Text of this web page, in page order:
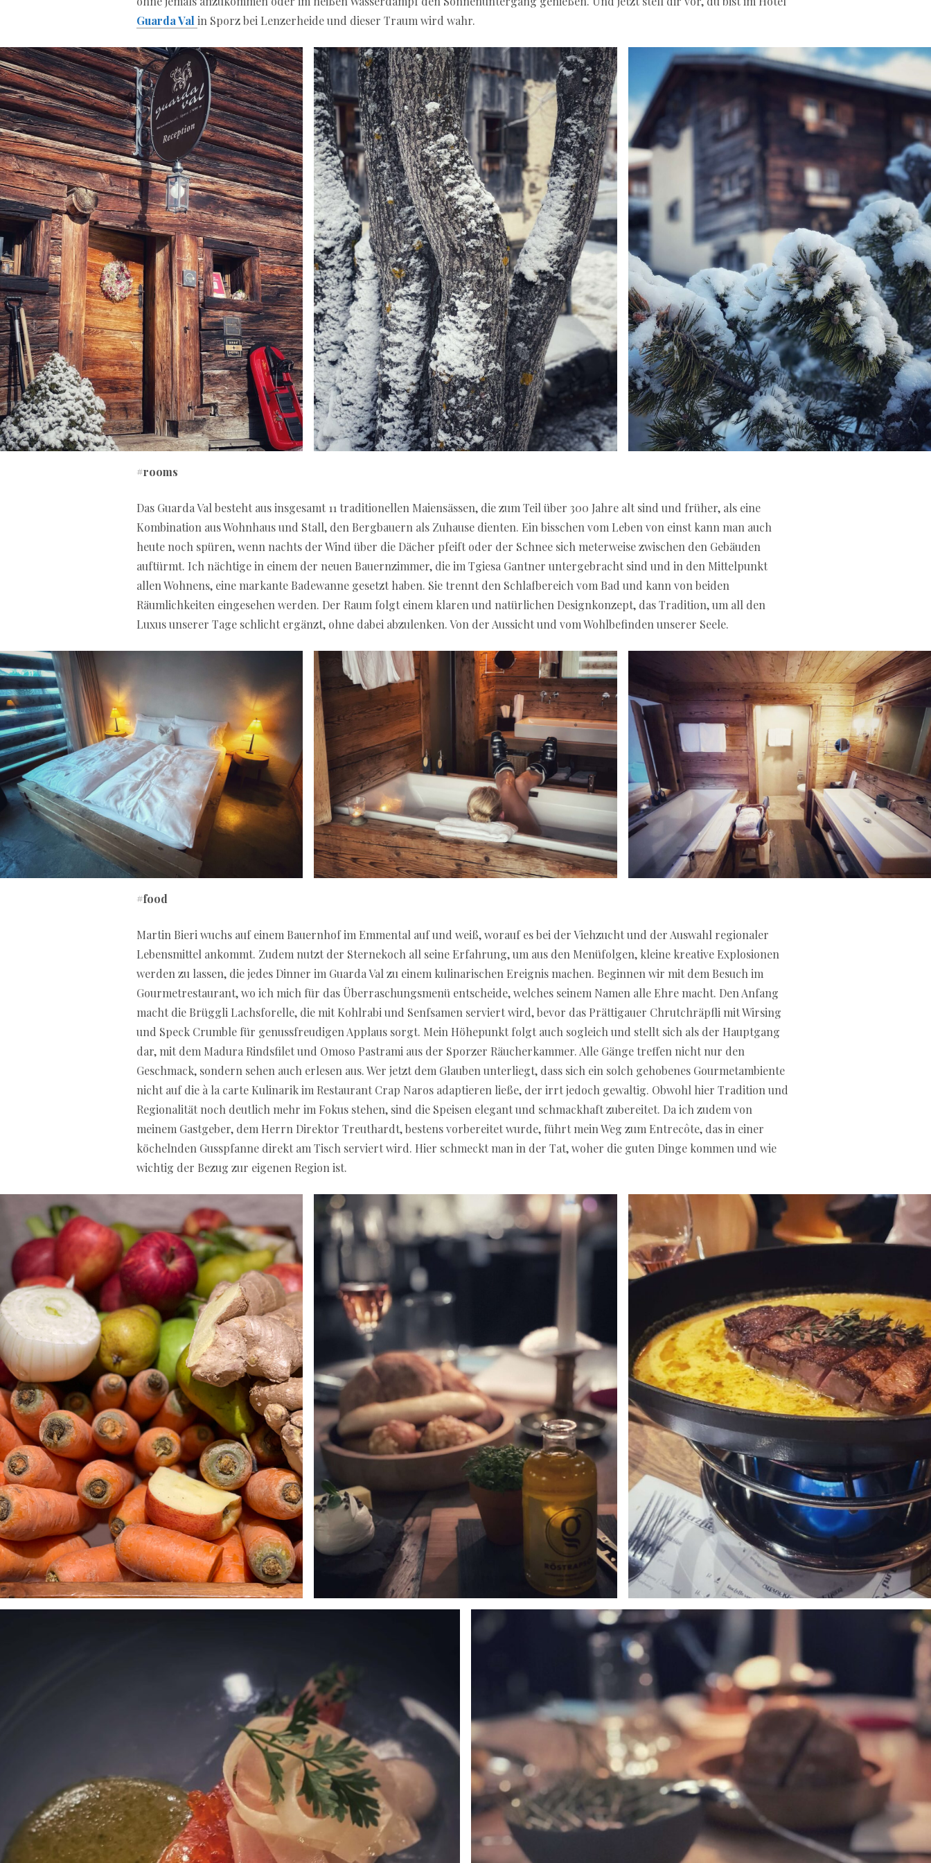
Guarda Val in Sporz bei Lenzerheide und dieser Traum wird wahr.
#rooms
Das Guarda Val besteht aus insgesamt 11 traditionellen Maiensässen, die zum Teil über 300 Jahre alt sind und früher, als eine
Kombination aus Wohnhaus und Stall, den Bergbauern als Zuhause dienten. Ein bisschen vom Leben von einst kann man auch
heute noch spüren, wenn nachts der Wind über die Dächer pfeift oder der Schnee sich meterweise zwischen den Gebäuden
auftürmt. Ich nächtige in einem der neuen Bauernzimmer, die im Tgiesa Gantner untergebracht sind und in den Mittelpunkt
allen Wohnens, eine markante Badewanne gesetzt haben. Sie trennt den Schlafbereich vom Bad und kann von beiden
Räumlichkeiten eingesehen werden. Der Raum folgt einem klaren und natürlichen Designkonzept, das Tradition, um all den
Luxus unserer Tage schlicht ergänzt, ohne dabei abzulenken. Von der Aussicht und vom Wohlbefinden unserer Seele.
#food
Martin Bieri wuchs auf einem Bauernhof im Emmental auf und weiß, worauf es bei der Viehzucht und der Auswahl regionaler
Lebensmittel ankommt. Zudem nutzt der Sternekoch all seine Erfahrung, um aus den Menüfolgen, kleine kreative Explosionen
werden zu lassen, die jedes Dinner im Guarda Val zu einem kulinarischen Ereignis machen. Beginnen wir mit dem Besuch im
Gourmetrestaurant, wo ich mich für das Überraschungsmenü entscheide, welches seinem Namen alle Ehre macht. Den Anfang
macht die Brüggli Lachsforelle, die mit Kohlrabi und Senfsamen serviert wird, bevor das Prättigauer Chrutchräpfli mit Wirsing
und Speck Crumble für genussfreudigen Applaus sorgt. Mein Höhepunkt folgt auch sogleich und stellt sich als der Hauptgang
dar, mit dem Madura Rindsfilet und Omoso Pastrami aus der Sporzer Räucherkammer. Alle Gänge treffen nicht nur den
Geschmack, sondern sehen auch erlesen aus. Wer jetzt dem Glauben unterliegt, dass sich ein solch gehobenes Gourmetambiente
nicht auf die à la carte Kulinarik im Restaurant Crap Naros adaptieren ließe, der irrt jedoch gewaltig. Obwohl hier Tradition und
Regionalität noch deutlich mehr im Fokus stehen, sind die Speisen elegant und schmackhaft zubereitet. Da ich zudem von
meinem Gastgeber, dem Herrn Direktor Treuthardt, bestens vorbereitet wurde, führt mein Weg zum Entrecôte, das in einer
köchelnden Gusspfanne direkt am Tisch serviert wird. Hier schmeckt man in der Tat, woher die guten Dinge kommen und wie
wichtig der Bezug zur eigenen Region ist.